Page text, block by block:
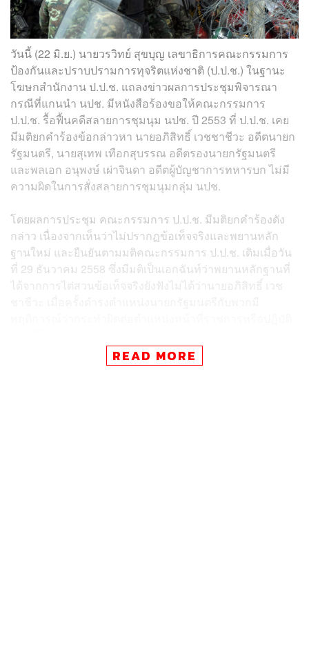
วันนี้ (22 มิ.ย.) นายวรวิทย์ สุขบุญ เลขาธิการคณะกรรมการ
ป้องกันและปราบปรามการทุจริตแห่งชาติ (ป.ป.ช.) ในฐานะ
โฆษกสำนักงาน ป.ป.ช. แถลงข่าวผลการประชุมพิจารณา
กรณีที่แกนนำ นปช. มีหนังสือร้องขอให้คณะกรรมการ
ป.ป.ช. รื้อฟื้นคดีสลายการชุมนุม นปช. ปี 2553 ที่ ป.ป.ช. เคย
มีมติยกคำร้องข้อกล่าวหา นายอภิสิทธิ์ เวชชาชีวะ อดีตนายก
รัฐมนตรี, นายสุเทพ เทือกสุบรรณ อดีตรองนายกรัฐมนตรี
และพลเอก อนุพงษ์ เผ่าจินดา อดีตผู้บัญชาการทหารบก ไม่มี
ความผิดในการสั่งสลายการชุมนุมกลุ่ม นปช.
โดยผลการประชุม คณะกรรมการ ป.ป.ช. มีมติยกคำร้องดัง
กล่าว เนื่องจากเห็นว่าไม่ปรากฏข้อเท็จจริงและพยานหลัก
ฐานใหม่ และยืนยันตามมติคณะกรรมการ ป.ป.ช. เดิมเมื่อวัน
ที่ 29 ธันวาคม 2558 ซึ่งมีมติเป็นเอกฉันท์ว่าพยานหลักฐานที่
ได้จากการไต่สวนข้อเท็จจริงยังฟังไม่ได้ว่านายอภิสิทธิ์ เวช
นปช. เมื่อวันที่ 10 เมษายน ถึง 19 พฤษภาคม 2553
READ MORE